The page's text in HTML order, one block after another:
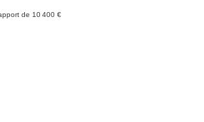
de 10 400 €